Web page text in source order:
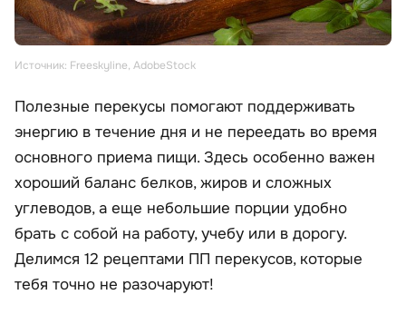
Источник: Freeskyline, AdobeStock
Полезные перекусы помогают поддерживать
энергию в течение дня и не переедать во время
основного приема пищи. Здесь особенно важен
хороший баланс белков, жиров и сложных
углеводов, а еще небольшие порции удобно
брать с собой на работу, учебу или в дорогу.
Делимся 12 рецептами ПП перекусов, которые
тебя точно не разочаруют!